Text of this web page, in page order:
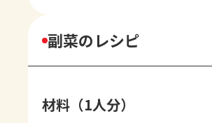
副菜のレシピ
材料（1人分）